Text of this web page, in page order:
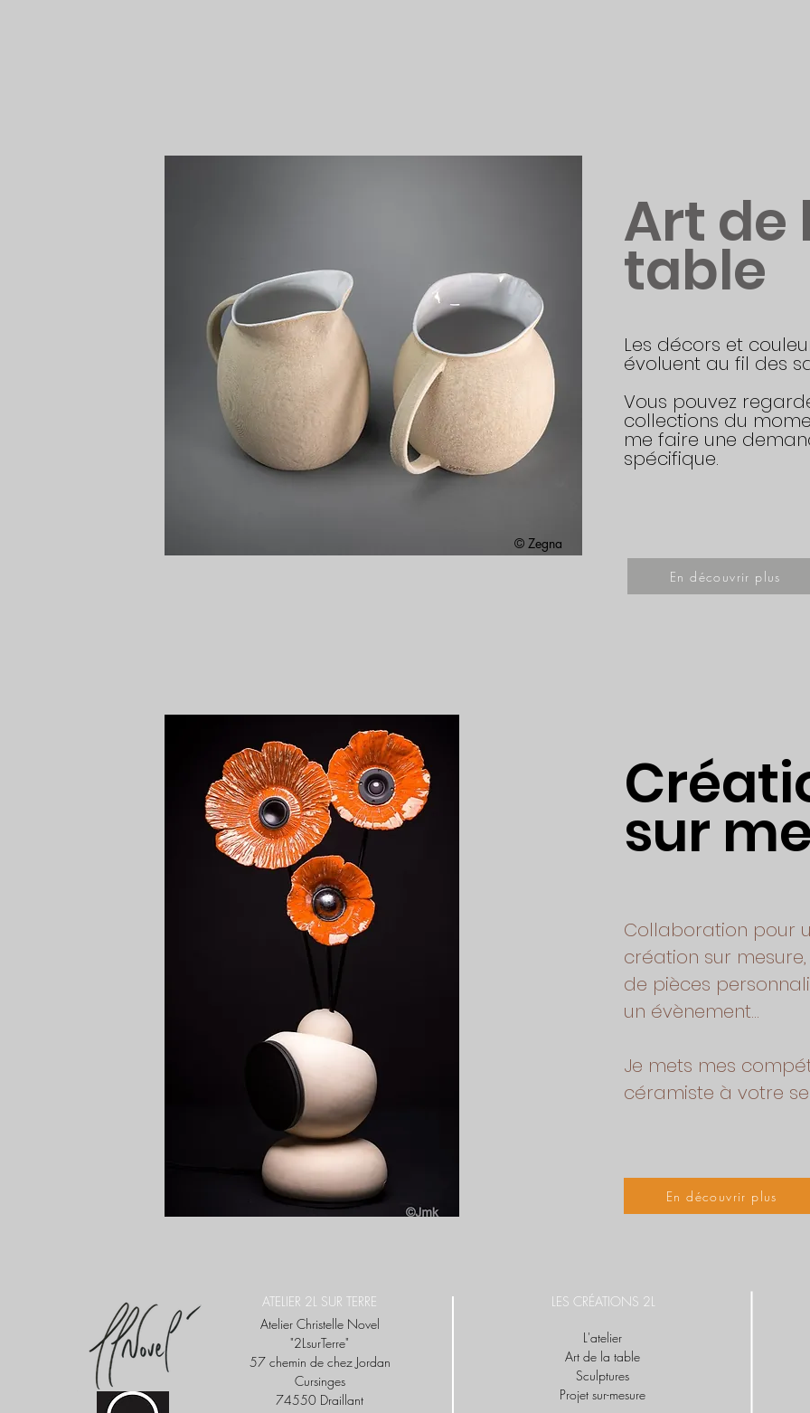
© Zegna
Art de
table
Les décors et
évoluent au fil des
Vous pouvez
collections du
me faire une
spécifique.
En découvrir plus
sur
Collaboration pour
création sur
de pièces
un évènement...
Je mets mes
céramiste à votre
En découvrir plus
ATELIER 2L SUR TERRE LES CRÉATIONS 2L
L'atelier
Art de la table
Sculptures
Projet sur-mesure
Atelier Christelle Novel
"2LsurTerre"
57 chemin de chez Jordan
Cursinges
74550 Draillant